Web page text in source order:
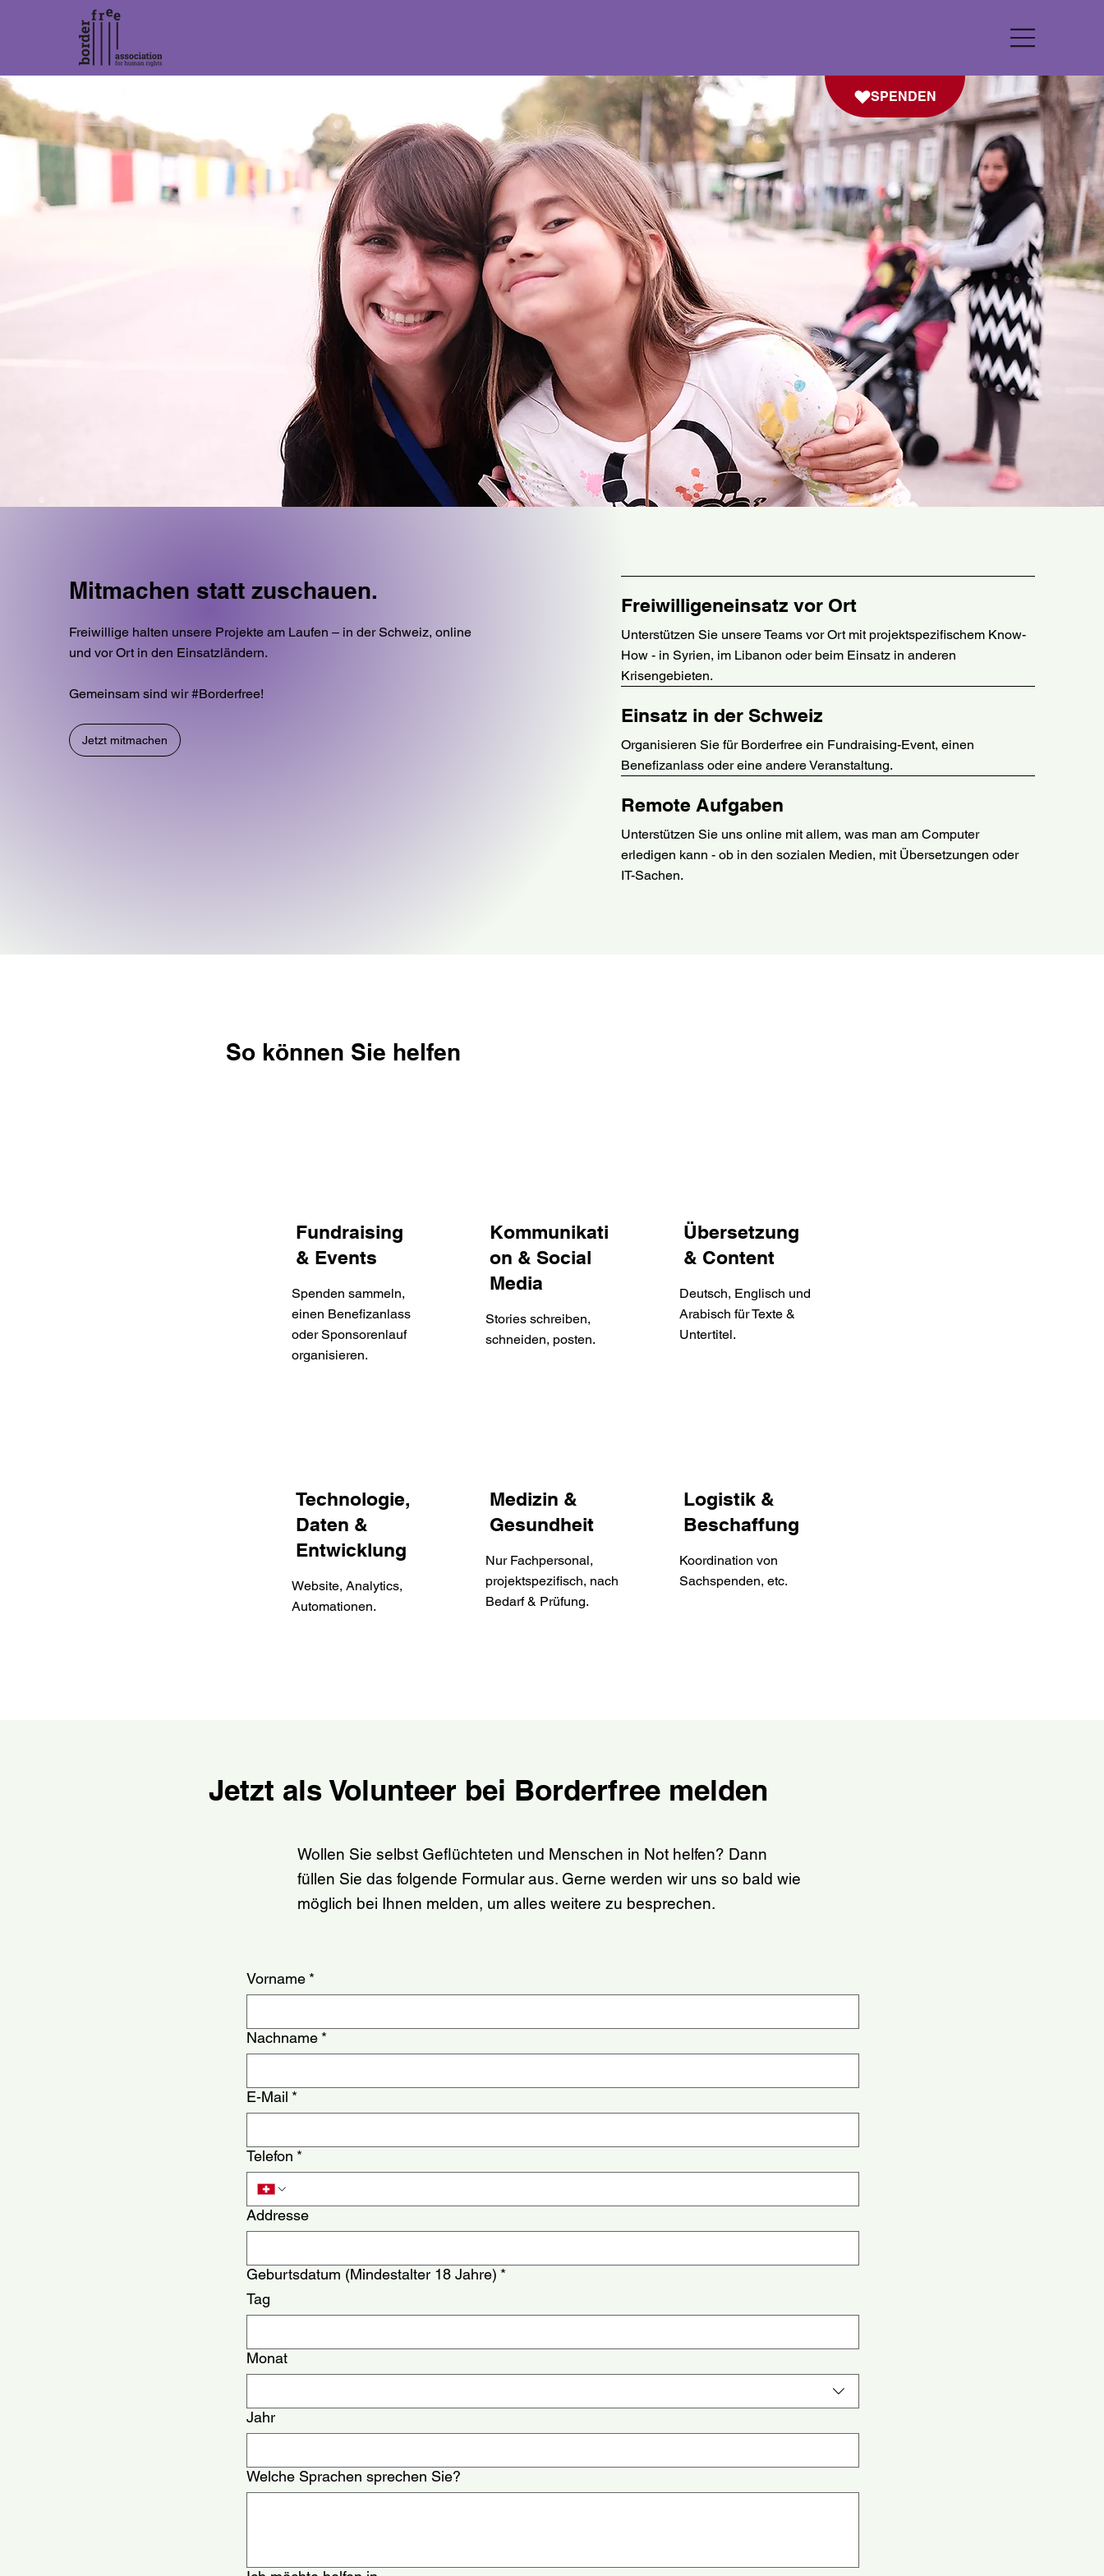
SPENDEN
Mitmachen statt zuschauen.
Freiwillige halten unsere Projekte am Laufen – in der Schweiz, online
und vor Ort in den Einsatzländern.
Gemeinsam sind wir #Borderfree!
Jetzt mitmachen
Freiwilligeneinsatz vor Ort
Unterstützen Sie unsere Teams vor Ort mit projektspezifischem Know-
How - in Syrien, im Libanon oder beim Einsatz in anderen
Krisengebieten.
Einsatz in der Schweiz
Organisieren Sie für Borderfree ein Fundraising-Event, einen
Benefizanlass oder eine andere Veranstaltung.
Remote Aufgaben
Unterstützen Sie uns online mit allem, was man am Computer
erledigen kann - ob in den sozialen Medien, mit Übersetzungen oder
IT-Sachen.
So können Sie helfen
Fundraising
& Events
Spenden sammeln,
einen Benefizanlass
oder Sponsorenlauf
organisieren.
Kommunikati
on & Social
Media
Stories schreiben,
schneiden, posten.
Übersetzung
& Content
Deutsch, Englisch und
Arabisch für Texte &
Untertitel.
Technologie,
Daten &
Entwicklung
Website, Analytics,
Automationen.
Medizin &
Gesundheit
Nur Fachpersonal,
projektspezifisch, nach
Bedarf & Prüfung.
Logistik &
Beschaffung
Koordination von
Sachspenden, etc.
Jetzt als Volunteer bei Borderfree melden
Wollen Sie selbst Geflüchteten und Menschen in Not helfen? Dann
füllen Sie das folgende Formular aus. Gerne werden wir uns so bald wie
möglich bei Ihnen melden, um alles weitere zu besprechen.
Vorname *
Nachname *
E-Mail *
Telefon *
Addresse
Geburtsdatum (Mindestalter 18 Jahre) *
Tag
Monat
Jahr
Welche Sprachen sprechen Sie?